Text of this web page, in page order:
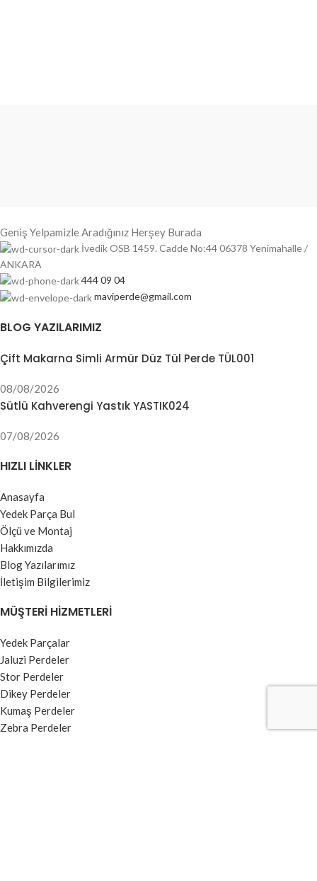
Geniş Yelpamizle Aradığınız Herşey Burada
İvedik OSB 1459. Cadde No:44 06378 Yenimahalle /
ANKARA
444 09 04
maviperde@gmail.com
BLOG YAZILARIMIZ
Çift Makarna Simli Armür Düz Tül Perde TÜL001
08/08/2026
Sütlü Kahverengi Yastık YASTIK024
07/08/2026
HIZLI LINKLER
Anasayfa
Yedek Parça Bul
Ölçü ve Montaj
Hakkımızda
Blog Yazılarımız
İletişim Bilgilerimiz
MÜŞTERI HIZMETLERI
Yedek Parçalar
Jaluzi Perdeler
Stor Perdeler
Dikey Perdeler
Kumaş Perdeler
Zebra Perdeler